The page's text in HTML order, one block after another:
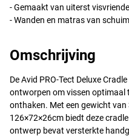
- Gemaakt van uiterst
- Wanden en matras van
Omschrijving
De Avid PRO-Tect Deluxe
ontworpen om vissen optimaal
onthaken. Met een gewicht
126×72×26cm biedt deze
ontwerp bevat versterkte